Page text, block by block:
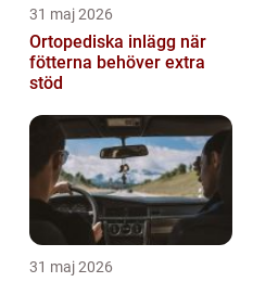
31 maj 2026
Ortopediska inlägg när
fötterna behöver extra
stöd
31 maj 2026